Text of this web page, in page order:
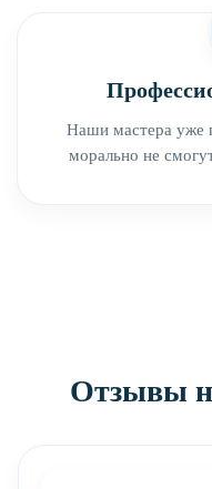
Наши мастера уже
морально не
Отзывы